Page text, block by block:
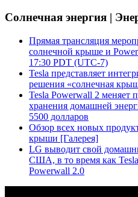
Солнечная энергия |
Прямая трансляция
солнечной крыше и
17:30 PDT (UTC-7)
Tesla представляет
решения «солнечная
Tesla Powerwall 2 меняет
хранения домашней
5500 долларов
Обзор всех новых
крыши [Галерея]
LG выводит свой
США, в то время как Tesla
Powerwall 2.0